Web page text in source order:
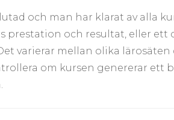
och man har klarat av alla
prestation och resultat, eller
varierar mellan olika
om kursen genererar ett